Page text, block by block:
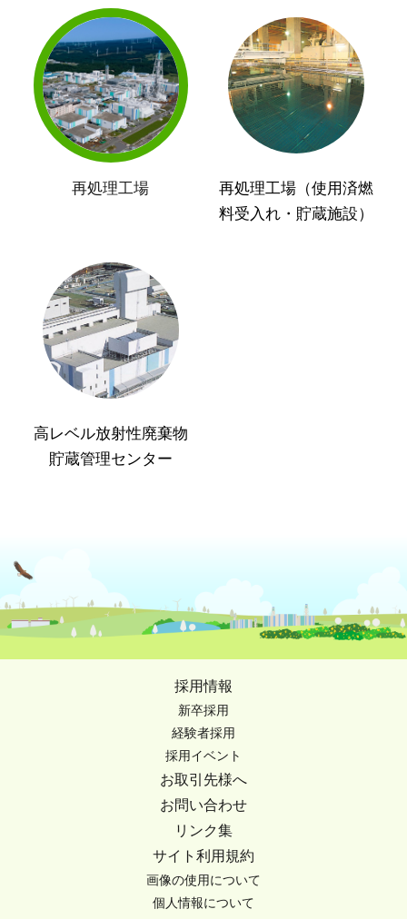
再処理工場
再処理工場（使用済燃
料受入れ・貯蔵施設）
高レベル放射性廃棄物
貯蔵管理センター
採用情報
新卒採用
経験者採用
採用イベント
お取引先様へ
お問い合わせ
リンク集
サイト利用規約
画像の使用について
個人情報について